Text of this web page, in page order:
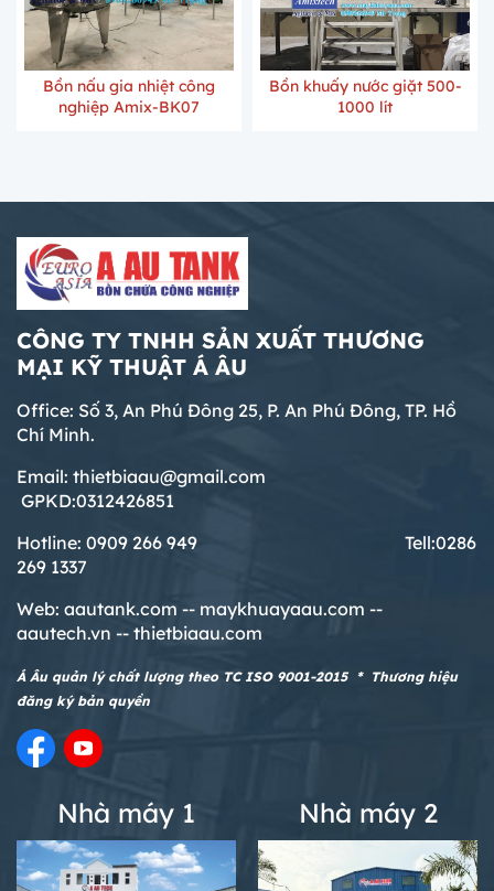
Bồn nấu gia nhiệt công
nghiệp Amix-BK07
Bồn khuấy nước giặt 500-
1000 lít
CÔNG TY TNHH SẢN XUẤT THƯƠNG
MẠI KỸ THUẬT Á ÂU
Office: Số 3, An Phú Đông 25, P. An Phú Đông, TP. Hồ
Chí Minh.
Email: thietbiaau@gmail.com
GPKD:0312426851
Hotline: 0909 266 949 Tell:0286
269 1337
Web: aautank.com -- maykhuayaau.com --
aautech.vn -- thietbiaau.com
Á Âu quản lý chất lượng theo TC ISO 9001-2015 * Thương hiệu
đăng ký bản quyền
Nhà máy 1 Nhà máy 2